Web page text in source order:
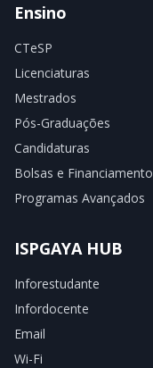
Ensino
CTeSP
Licenciaturas
Mestrados
Pós-Graduações
Candidaturas
Bolsas e Financiamento
Programas Avançados
ISPGAYA HUB
Inforestudante
Infordocente
Email
Wi-Fi